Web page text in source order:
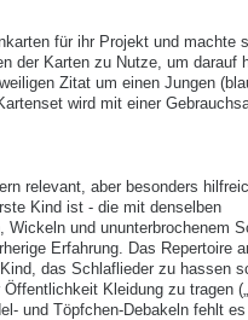
für ihr Projekt und machte
der Karten zu Nutze, um darauf
Zitat um einen Jungen
wird mit einer
relevant, aber besonders
Kind ist - die mit denselben
Wickeln und ununterbrochenem
Erfahrung. Das Repertoire
das Schlaflieder zu hassen
Kleidung zu tragen
und Töpfchen-Debakeln fehlt